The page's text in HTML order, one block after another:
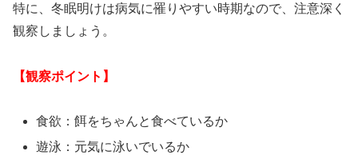
特に、冬眠明けは病気に罹りやすい時期なので、注意深く
観察しましょう。
【観察ポイント】
食欲：餌をちゃんと食べているか
遊泳：元気に泳いでいるか